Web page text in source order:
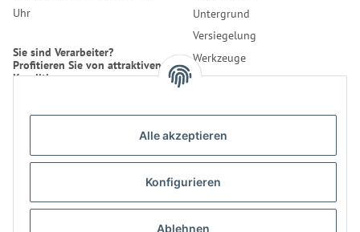
Alle akzeptieren
Konfigurieren
Ablehnen
Uhr
Sie sind Verarbeiter?
Profitieren Sie von attraktiven
Konditionen.
USt., zzgl.Versand
Untergrund
Versiegelung
Werkzeuge
Reinigung
LifeBoXX GmbH
Bestellung